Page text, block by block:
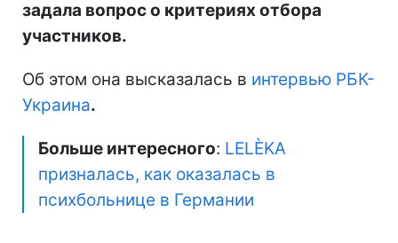
задала вопрос о критериях отбора
участников.
Об этом она высказалась в интервью РБК-
Украина.
Больше интересного: LELÈKA
призналась, как оказалась в
психбольнице в Германии